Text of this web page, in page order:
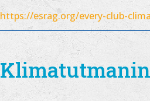
https://esrag.org/every-club-